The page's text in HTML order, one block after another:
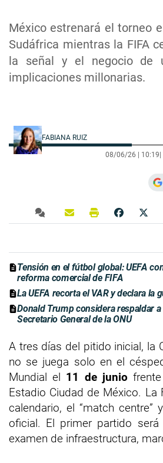
México estrenará el torneo
Sudáfrica mientras la FIFA
la señal y el negocio de
implicaciones millonarias.
FABIANA RUIZ
08/06/26 | 10:19
Tensión en el fútbol global: UEFA
reforma comercial de FIFA
La UEFA recorta el VAR y declara la
Donald Trump considera respaldar
Secretario General de la ONU
A tres días del pitido inicial, la
no se juega solo en el
Mundial el 11 de juniofrente
Estadio Ciudad de México. La
calendario, el “match centre”
oficial. El primer partido
examen de infraestructura,